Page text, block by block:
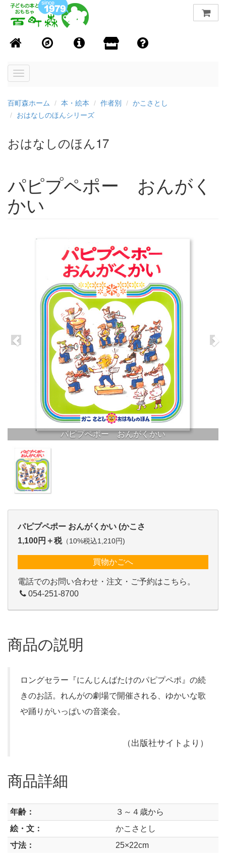
Toggle
百町森ホーム 本・絵本 作者別
かこさとし
おはなしのほんシリーズ
おはなしのほん17
パピプペポー おんがく
かい
パピプペポー おんがくかい
パピプペポー おんがくかい (かこさ
1,100円＋税（10%税込1,210円)
買物かごへ
電話でのお問い合わせ・注文・ご予約はこちら。
054-251-8700
商品の説明
ロングセラー『にんじんばたけのパピプペポ』の続
きのお話。れんがの劇場で開催される、ゆかいな歌
や踊りがいっぱいの音楽会。
（出版社サイトより）
商品詳細
年齢：
３～４歳から
絵・文：
かこさとし
寸法：
25×22cm